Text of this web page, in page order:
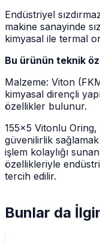
Endüstriyel
makine sanayinde
kimyasal ile termal
Bu ürünün teknik
Malzeme: Viton
kimyasal dirençli
özellikler bulunur.
155x5 Vitonlu Oring,
güvenilirlik sağlamak
işlem kolaylığı
özellikleriyle
tercih edilir.
Bunlar da